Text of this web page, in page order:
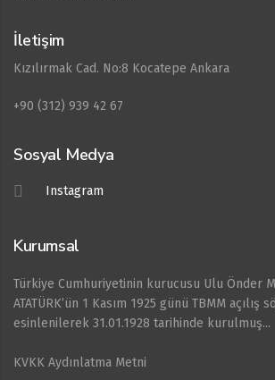
İletişim
Kızılırmak Cad. No:8 Kocatepe Ankara
+90 (312) 939 42 67
Sosyal Medya
Instagram
Kurumsal
Türkiye Cumhuriyetinin kurucusu Ulu Önder
ATATÜRK’ün 1 Kasım 1925 günü TBMM açılış
esinlenilerek 31.01.1928 tarihinde kurulmuş...
KVKK Aydınlatma Metni